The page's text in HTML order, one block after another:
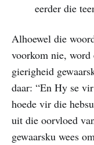
eerder die
Alhoewel die
voorkom nie, word
gierigheid
daar: “En Hy se
hoede vir die
uit die oorvloed
gewaarsku wees